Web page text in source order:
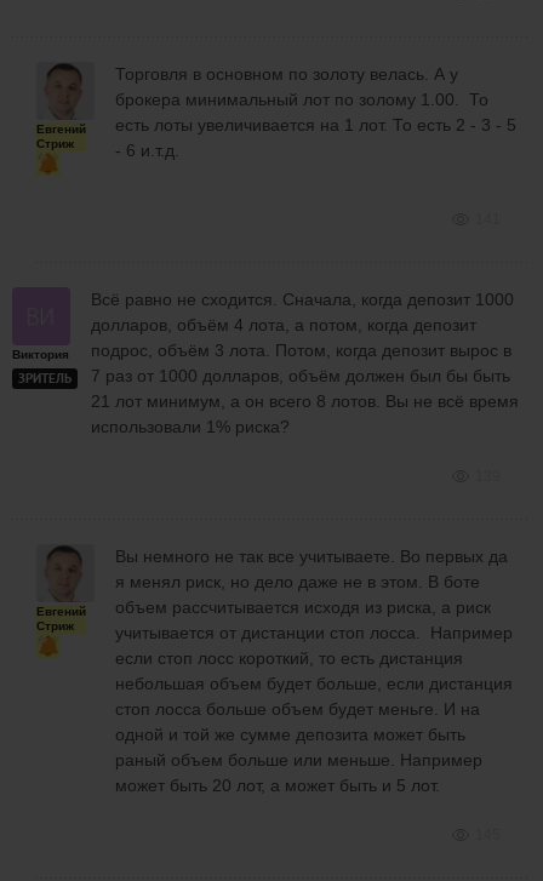
Евгений
Стриж
Торговля в основном по золоту велась. А у
брокера минимальный лот по золому 1.00. То
есть лоты увеличивается на 1 лот. То есть 2 - 3 - 5
- 6 и.т.д.
Виктория
ЗРИТЕЛЬ
Всё равно не сходится. Сначала, когда депозит 1000
долларов, объём 4 лота, а потом, когда депозит
подрос, объём 3 лота. Потом, когда депозит вырос в
7 раз от 1000 долларов, объём должен был бы быть
21 лот минимум, а он всего 8 лотов. Вы не всё время
использовали 1% риска?
Евгений
Стриж
Вы немного не так все учитываете. Во первых да
я менял риск, но дело даже не в этом. В боте
объем рассчитывается исходя из риска, а риск
учитывается от дистанции стоп лосса. Например
если стоп лосс короткий, то есть дистанция
небольшая объем будет больше, если дистанция
стоп лосса больше объем будет меньге. И на
одной и той же сумме депозита может быть
раный объем больше или меньше. Например
может быть 20 лот, а может быть и 5 лот.